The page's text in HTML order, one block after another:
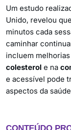
Um estudo
Unido, revelou
minutos cada
caminhar
incluem
colesterol e na
e acessível pode
aspectos da